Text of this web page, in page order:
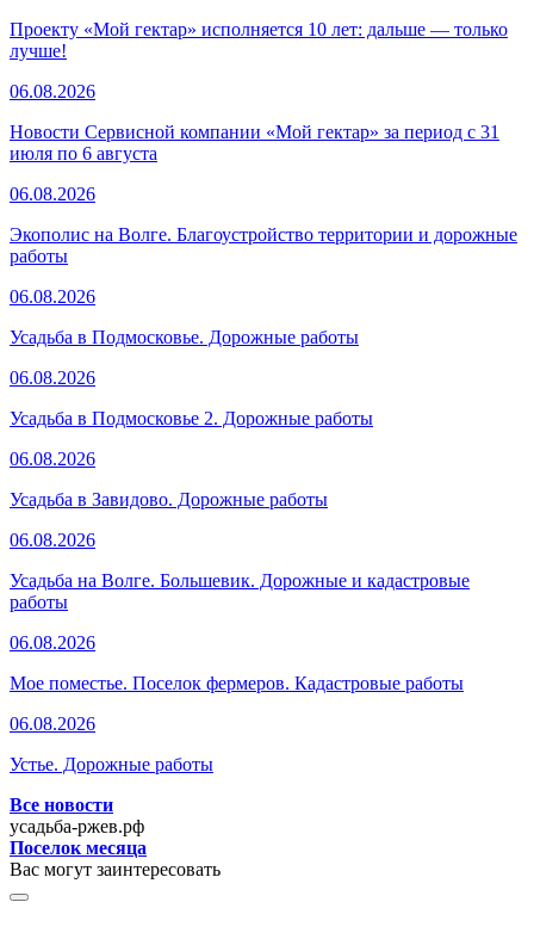
Проекту «Мой гектар» исполняется 10 лет: дальше — только
лучше!
06.08.2026
Новости Сервисной компании «Мой гектар» за период с 31
июля по 6 августа
06.08.2026
Экополис на Волге. Благоустройство территории и дорожные
работы
06.08.2026
Усадьба в Подмосковье. Дорожные работы
06.08.2026
Усадьба в Подмосковье 2. Дорожные работы
06.08.2026
Усадьба в Завидово. Дорожные работы
06.08.2026
Усадьба на Волге. Большевик. Дорожные и кадастровые
работы
06.08.2026
Мое поместье. Поселок фермеров. Кадастровые работы
06.08.2026
Устье. Дорожные работы
Все новости
усадьба-ржев.рф
Поселок месяца
Вас могут заинтересовать